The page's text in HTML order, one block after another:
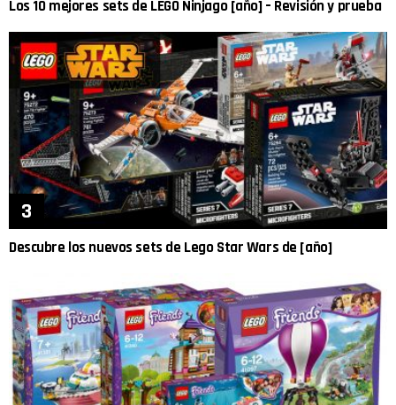
Los 10 mejores sets de LEGO Ninjago [año] – Revisión y prueba
Descubre los nuevos sets de Lego Star Wars de [año]